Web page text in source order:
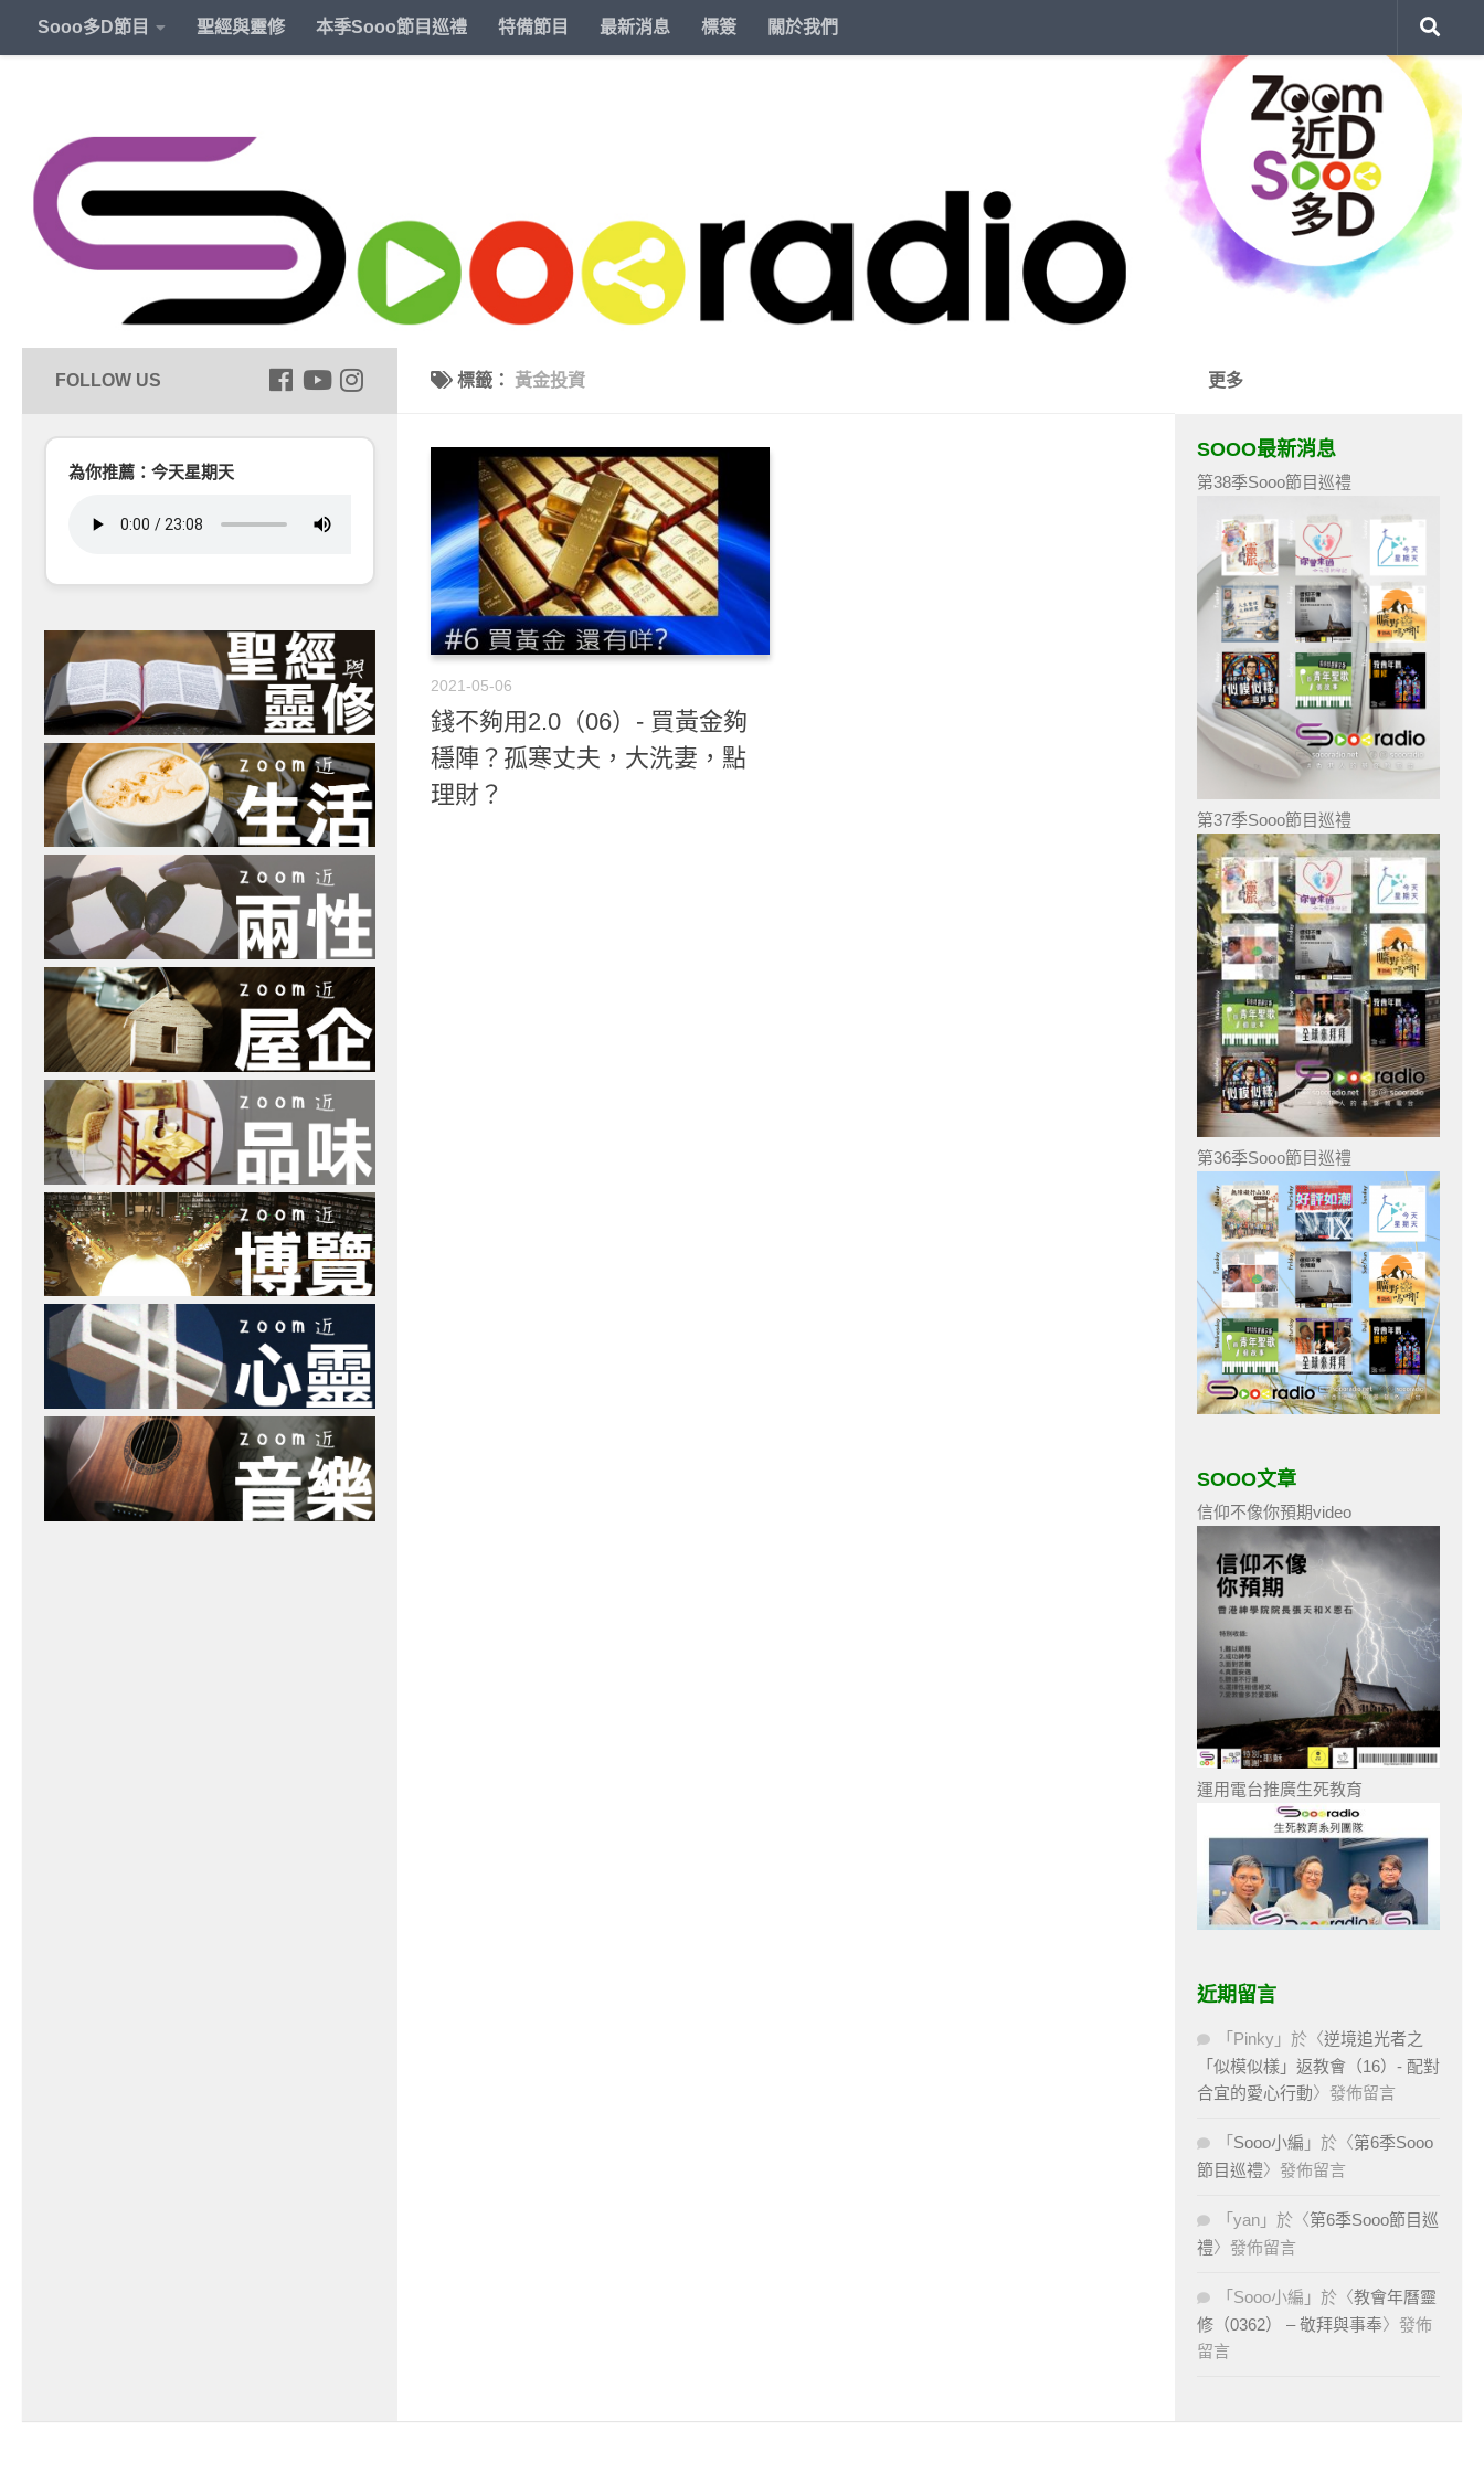
Sooo多D節目 聖經與靈修 本季Sooo節目巡禮 特備節目 最新消息 標簽 關於我們
標籤： 黃金投資
2021-05-06
錢不夠用2.0（06）- 買黃金夠
穩陣？孤寒丈夫，大洗妻，點
理財？
為你推薦：今天星期天
更多
SOOO最新消息
第38季Sooo節目巡禮
第37季Sooo節目巡禮
第36季Sooo節目巡禮
SOOO文章
信仰不像你預期video
運用電台推廣生死教育
近期留言
「 Pinky 」於〈逆境追光者之
「似模似樣」返教會（16）- 配對
合宜的愛心行動〉發佈留言
「 Sooo小編 」於〈第6季Sooo
節目巡禮〉發佈留言
「 yan 」於〈第6季Sooo節目巡
禮〉發佈留言
「 Sooo小編 」於〈教會年曆靈
修（0362） – 敬拜與事奉〉發佈
留言